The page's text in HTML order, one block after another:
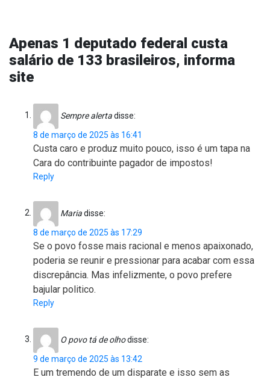
Apenas 1 deputado federal custa
salário de 133 brasileiros, informa
site
Sempre alertadisse:
8 de março de 2025 às 16:41
Custa caro e produz muito pouco, isso é um tapa na
Cara do contribuinte pagador de impostos!
Reply
Mariadisse:
8 de março de 2025 às 17:29
Se o povo fosse mais racional e menos apaixonado,
poderia se reunir e pressionar para acabar com essa
discrepância. Mas infelizmente, o povo prefere
bajular politico.
Reply
O povo tá de olhodisse:
9 de março de 2025 às 13:42
E um tremendo de um disparate e isso sem as